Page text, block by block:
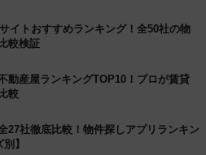
サイトおすすめランキング！全50社の物
較検証
動産屋ランキングTOP10！プロが賃貸
較
27社徹底比較！物件探しアプリランキン
】